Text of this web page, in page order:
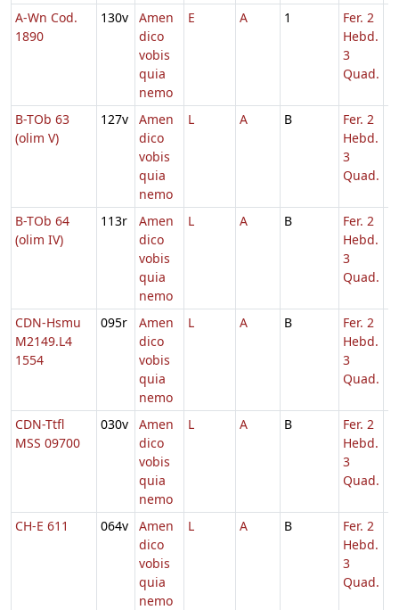
A-Wn Cod.
1890
130v
Amen
dico
vobis
quia
nemo
E A 1
Fer. 2
Hebd.
3
Quad.
B-TOb 63
(olim V)
127v
Amen
dico
vobis
quia
nemo
L A B
Fer. 2
Hebd.
3
Quad.
B-TOb 64
(olim IV)
113r
Amen
dico
vobis
quia
nemo
L A B
Fer. 2
Hebd.
3
Quad.
CDN-Hsmu
M2149.L4
1554
095r
Amen
dico
vobis
quia
nemo
L A B
Fer. 2
Hebd.
3
Quad.
CDN-Ttfl
MSS 09700
030v
Amen
dico
vobis
quia
nemo
L A B
Fer. 2
Hebd.
3
Quad.
CH-E 611 064v
Amen
dico
vobis
quia
nemo
L A B
Fer. 2
Hebd.
3
Quad.